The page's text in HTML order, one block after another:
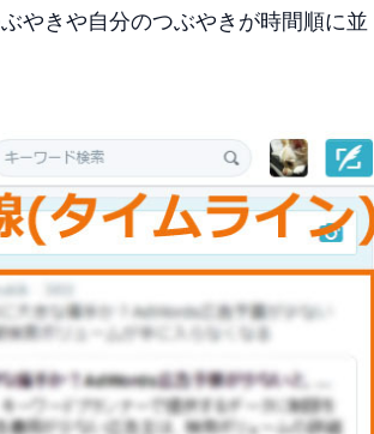
やきや自分のつぶやきが時間順に並